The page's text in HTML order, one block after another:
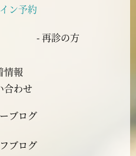
2023年4月
2023年3月
2023年2月
ン予約
- 再診の方
情報
合わせ
ブログ
ブログ